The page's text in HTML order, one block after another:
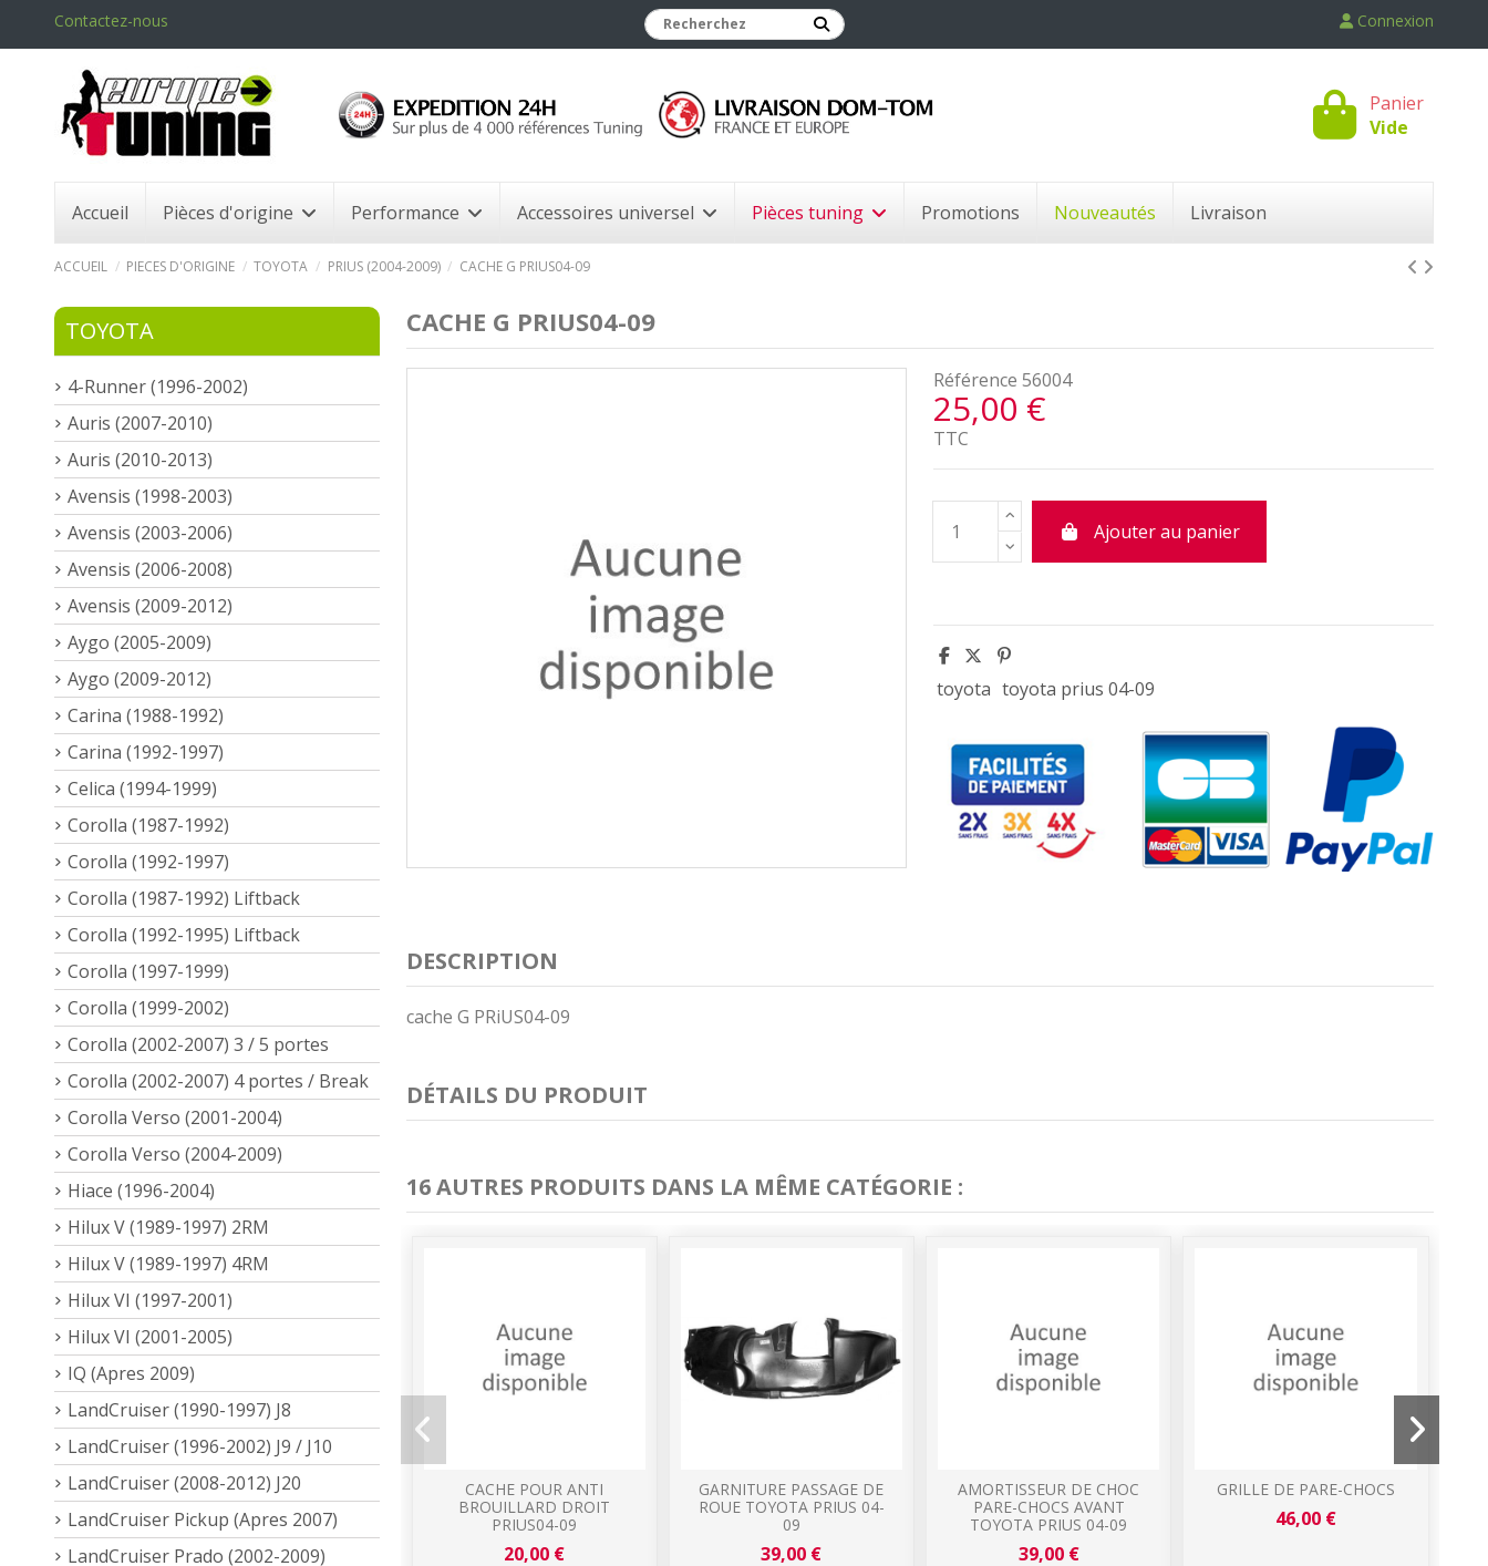
Contactez-nous Connexion
Panier
Vide
Accueil Pièces d'origine Performance Accessoires universel Pièces tuning Promotions Nouveautés Livraison
ACCUEIL PIECES D'ORIGINE TOYOTA PRIUS (2004-2009) CACHE G PRIUS04-09
CACHE G PRIUS04-09
Référence 56004
25,00 €
TTC
Ajouter au panier
toyota toyota prius 04-09
DESCRIPTION
cache G PRiUS04-09
DÉTAILS DU PRODUIT
16 AUTRES PRODUITS DANS LA MÊME CATÉGORIE :
CACHE POUR ANTI
BROUILLARD DROIT
PRIUS04-09
20,00 €
GARNITURE PASSAGE DE
ROUE TOYOTA PRIUS 04-
09
39,00 €
AMORTISSEUR DE CHOC
PARE-CHOCS AVANT
TOYOTA PRIUS 04-09
39,00 €
GRILLE DE PARE-CHOCS
46,00 €
TOYOTA
4-Runner (1996-2002)
Auris (2007-2010)
Auris (2010-2013)
Avensis (1998-2003)
Avensis (2003-2006)
Avensis (2006-2008)
Avensis (2009-2012)
Aygo (2005-2009)
Aygo (2009-2012)
Carina (1988-1992)
Carina (1992-1997)
Celica (1994-1999)
Corolla (1987-1992)
Corolla (1992-1997)
Corolla (1987-1992) Liftback
Corolla (1992-1995) Liftback
Corolla (1997-1999)
Corolla (1999-2002)
Corolla (2002-2007) 3 / 5 portes
Corolla (2002-2007) 4 portes / Break
Corolla Verso (2001-2004)
Corolla Verso (2004-2009)
Hiace (1996-2004)
Hilux V (1989-1997) 2RM
Hilux V (1989-1997) 4RM
Hilux VI (1997-2001)
Hilux VI (2001-2005)
IQ (Apres 2009)
LandCruiser (1990-1997) J8
LandCruiser (1996-2002) J9 / J10
LandCruiser (2008-2012) J20
LandCruiser Pickup (Apres 2007)
LandCruiser Prado (2002-2009)